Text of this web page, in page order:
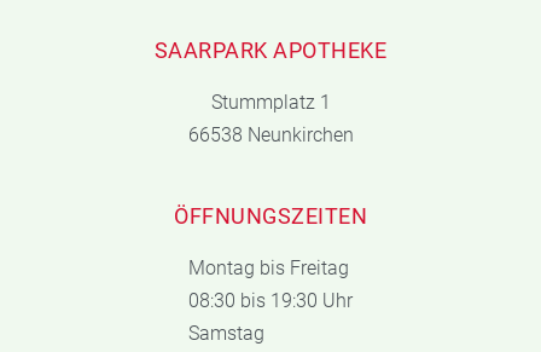
SAARPARK APOTHEKE
Stummplatz 1
66538 Neunkirchen
ÖFFNUNGSZEITEN
Montag bis Freitag
08:30 bis 19:30 Uhr
Samstag